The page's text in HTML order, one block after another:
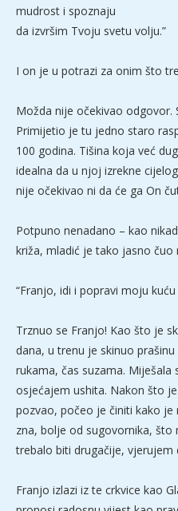
mudrost i spoznaju
da izvršim Tvoju svetu volju.”
I on je u potrazi za onim što
Možda nije očekivao odgovor.
Primijetio je tu jedno staro
100 godina. Tišina koja već
idealna da u njoj izrekne
nije očekivao ni da će ga On
Potpuno nenadano – kao
križa, mladić je tako jasno čuo
“Franjo, idi i popravi moju
Trznuo se Franjo! Kao što je
dana, u trenu je skinuo
rukama, čas suzama. Miješala
osjećajem ushita. Nakon što
pozvao, počeo je činiti kako je
zna, bolje od sugovornika, što
trebalo biti drugačije, vjerujem
Franjo izlazi iz te crkvice kao